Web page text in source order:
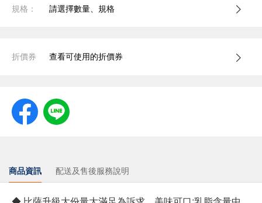
規格： 請選擇數量、規格
折價券 查看可使用的折價券
商品資訊 配送及售後服務說明